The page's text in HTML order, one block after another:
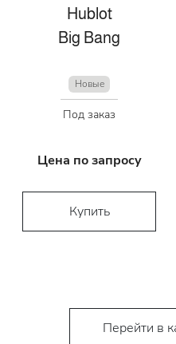
Hublot
Big Bang
Новые
Под заказ
Цена по запросу
Купить
Перейти в